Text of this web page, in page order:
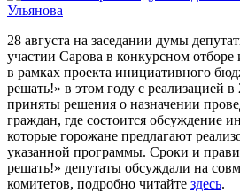
28 августа на заседании думы
участии Сарова в конкурсном
в рамках проекта инициативного
решать!» в этом году с реализацией
приняты решения о назначении
граждан, где состоится обсуждение
которые горожане предлагают
указанной программы. Сроки и
решать!» депутаты обсуждали на
комитетов, подробно читайте здесь.